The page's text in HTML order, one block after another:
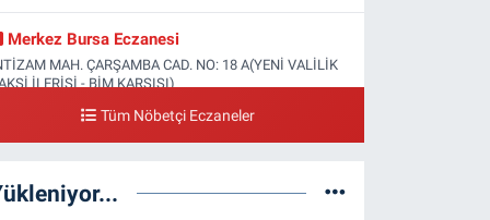
Merkez Bursa Eczanesi
MAH. ÇARŞAMBA CAD. NO: 18 A(YENİ VALİLİK
İLERİSİ - BİM KARŞISI)
0 (224) 253 13 19 Yol Tarifi Al
MAH. DOĞAN CAD. NO:61(BEŞYOL ALTI - FATİH
Tüm Nöbetçi Eczaneler